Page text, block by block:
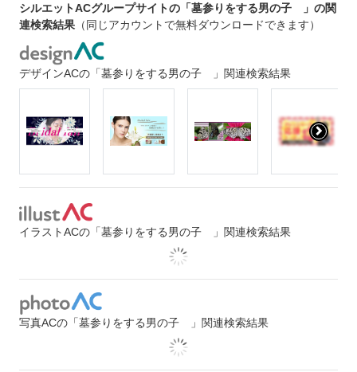
シルエットACグループサイトの「墓参りをする男の子 」の関
連検索結果 （同じアカウントで無料ダウンロードできます）
デザインACの「墓参りをする男の子 」関連検索結果
イラストACの「墓参りをする男の子 」関連検索結果
写真ACの「墓参りをする男の子 」関連検索結果